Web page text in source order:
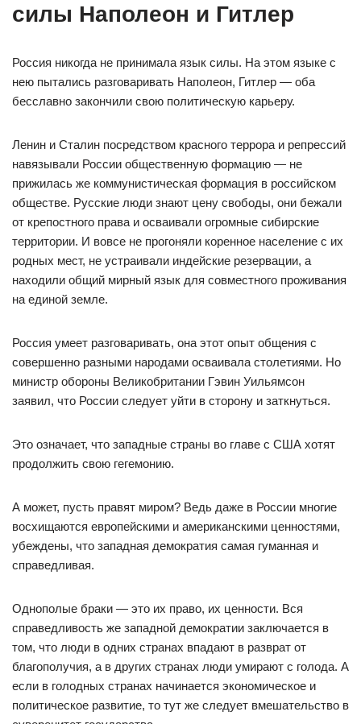
силы Наполеон и Гитлер
Россия никогда не принимала язык силы. На этом языке с
нею пытались разговаривать Наполеон, Гитлер — оба
бесславно закончили свою политическую карьеру.
Ленин и Сталин посредством красного террора и репрессий
навязывали России общественную формацию — не
прижилась же коммунистическая формация в российском
обществе. Русские люди знают цену свободы, они бежали
от крепостного права и осваивали огромные сибирские
территории. И вовсе не прогоняли коренное население с их
родных мест, не устраивали индейские резервации, а
находили общий мирный язык для совместного проживания
на единой земле.
Россия умеет разговаривать, она этот опыт общения с
совершенно разными народами осваивала столетиями. Но
министр обороны Великобритании Гэвин Уильямсон
заявил, что России следует уйти в сторону и заткнуться.
Это означает, что западные страны во главе с США хотят
продолжить свою гегемонию.
А может, пусть правят миром? Ведь даже в России многие
восхищаются европейскими и американскими ценностями,
убеждены, что западная демократия самая гуманная и
справедливая.
Однополые браки — это их право, их ценности. Вся
справедливость же западной демократии заключается в
том, что люди в одних странах впадают в разврат от
благополучия, а в других странах люди умирают с голода. А
если в голодных странах начинается экономическое и
политическое развитие, то тут же следует вмешательство в